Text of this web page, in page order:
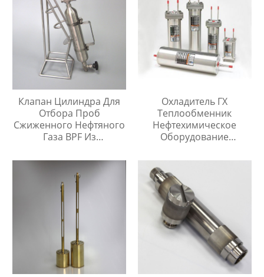
Клапан Цилиндра Для
Отбора Проб
Сжиженного Нефтяного
Газа BPF Из
Охладитель ГХ
Теплообменник
Нефтехимическое
Оборудование